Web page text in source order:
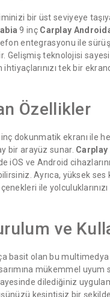
bir üst seviyeye
9 inç Carplay
entegrasyonu ile
Gelişmiş teknolojisi
tek bir
Özellikler
dokunmatik ekranı ile
bir arayüz sunar. Carplay
iOS ve Android
Ayrıca, yüksek ses
ile
ve
basit olan bu
mükemmel uyum
dilediğiniz
kesintisiz bir şekilde